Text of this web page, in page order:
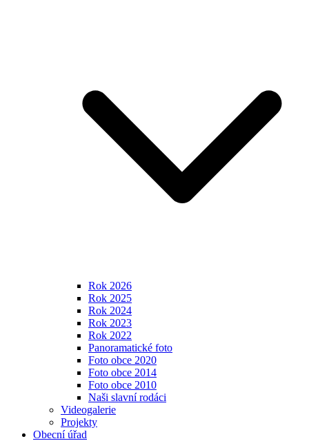
Rok 2026
Rok 2025
Rok 2024
Rok 2023
Rok 2022
Panoramatické foto
Foto obce 2020
Foto obce 2014
Foto obce 2010
Naši slavní rodáci
Videogalerie
Projekty
Obecní úřad